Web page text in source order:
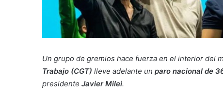
Un grupo de gremios hace fuerza en el interior del
Trabajo (CGT) lleve adelante un paro nacional de
presidente Javier Milei.